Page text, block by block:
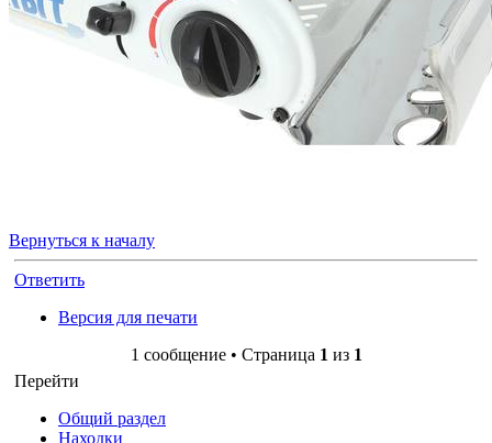
Вернуться к началу
Ответить
Версия для печати
1 сообщение • Страница 1 из 1
Перейти
Общий раздел
Находки